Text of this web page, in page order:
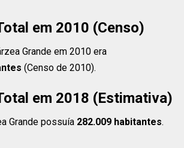
em 2010 (Censo)
Grande em 2010 era
(Censo de 2010).
em 2018 (Estimativa)
Grande possuía 282.009 habitantes.